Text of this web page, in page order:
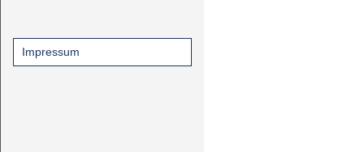
Impressum